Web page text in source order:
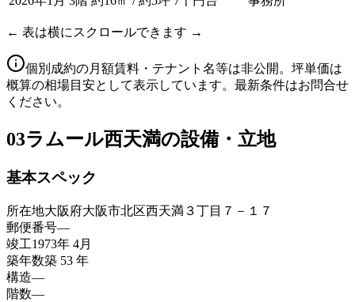
← 表は横にスクロールできます →
個別成約の月額賃料・テナント名等は非公開。坪単価は
概算の相場目安として表示しています。最新条件はお問合せ
ください。
03ラムール西天満の設備・立地
基本スペック
所在地大阪府大阪市北区西天満３丁目７－１７
郵便番号—
竣工1973年 4月
築年数築 53 年
構造—
階数—